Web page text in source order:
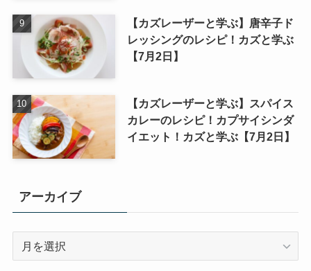
【カズレーザーと学ぶ】唐辛子ド
レッシングのレシピ！カズと学ぶ
【7月2日】
【カズレーザーと学ぶ】スパイス
カレーのレシピ！カプサイシンダ
イエット！カズと学ぶ【7月2日】
アーカイブ